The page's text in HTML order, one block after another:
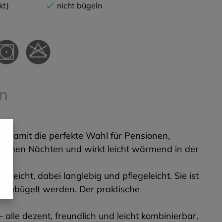
nicht bügeln
damit die perfekte Wahl für Pensionen,
Nächten und wirkt leicht wärmend in der
leicht, dabei langlebig und pflegeleicht. Sie ist
werden. Der praktische
dezent, freundlich und leicht kombinierbar.